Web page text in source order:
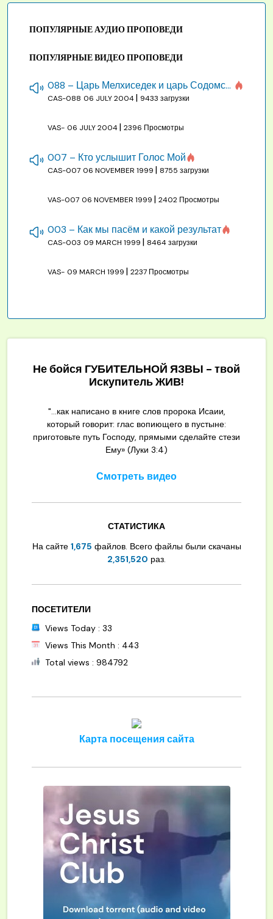
ПОПУЛЯРНЫЕ АУДИО ПРОПОВЕДИ
ПОПУЛЯРНЫЕ ВИДЕО ПРОПОВЕДИ
088 – Царь Мелхиседек и царь Содомский
CAS-088 06 JULY 2004| 9433 загрузки
VAS- 06 JULY 2004| 2396 Просмотры
007 – Кто услышит Голос Мой
CAS-007 06 NOVEMBER 1999 | 8755 загрузки
VAS-007 06 NOVEMBER 1999 | 2402 Просмотры
003 – Как мы пасём и какой результат
CAS-003 09 MARCH 1999 | 8464 загрузки
VAS- 09 MARCH 1999 | 2237 Просмотры
Не бойся ГУБИТЕЛЬНОЙ ЯЗВЫ - твой
Искупитель ЖИВ!
"...как написано в книге слов пророка Исаии,
который говорит: глас вопиющего в пустыне:
приготовьте путь Господу, прямыми сделайте стези
Ему» (Луки 3:4)
Смотреть видео
СТАТИСТИКА
На сайте 1,675 файлов. Всего файлы были скачаны
2,351,520 раз.
ПОСЕТИТЕЛИ
Views Today : 33
Views This Month : 443
Total views : 984792
Карта посещения сайта